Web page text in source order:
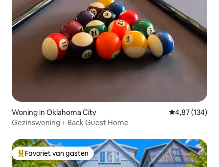
Woning in Oklahoma City Gemiddelde
4,87 (134)
Gezinswoning + Back Guest Home
Topfavoriet van gasten
Favoriet van gasten